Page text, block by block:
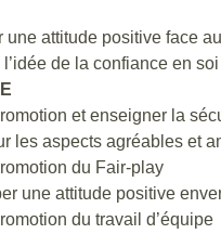
une attitude positive face
l’idée de la confiance en
et enseigner la
les aspects agréables et
du Fair-play
une attitude positive
du travail d’équipe